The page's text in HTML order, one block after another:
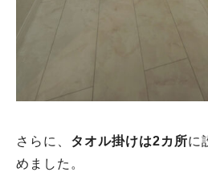
さらに、 タオル掛けは2カ所に
めました。